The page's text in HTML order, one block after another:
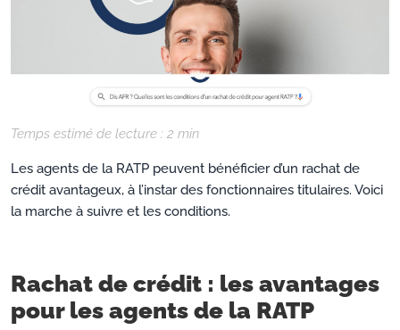
Temps estimé de lecture : 2 min
Les agents de la RATP peuvent bénéficier d’un rachat de
crédit avantageux, à l’instar des fonctionnaires titulaires. Voici
la marche à suivre et les conditions.
Rachat de crédit : les avantages
pour les agents de la RATP